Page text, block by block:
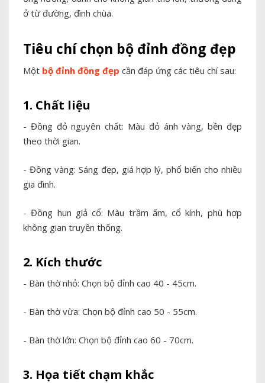
ở từ đường, đình chùa.
Tiêu chí chọn bộ đỉnh đồng đẹp
Một bộ đỉnh đồng đẹp cần đáp ứng các tiêu chí sau:
1. Chất liệu
- Đồng đỏ nguyên chất: Màu đỏ ánh vàng, bền đẹp
theo thời gian.
- Đồng vàng: Sáng đẹp, giá hợp lý, phổ biến cho nhiều
gia đình.
- Đồng hun giả cổ: Màu trầm ấm, cổ kính, phù hợp
không gian truyền thống.
2. Kích thước
- Bàn thờ nhỏ: Chọn bộ đỉnh cao 40 - 45cm.
- Bàn thờ vừa: Chọn bộ đỉnh cao 50 - 55cm.
- Bàn thờ lớn: Chọn bộ đỉnh cao 60 - 70cm.
3. Họa tiết chạm khắc